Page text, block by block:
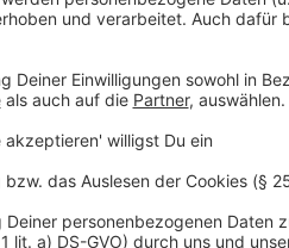
wurzelfesten Dachmaterial kann
Abwägung auch verzichten.
sollte die zusätzliche Last tragen
Zustand zwischen 80 und 180
herkömmlichen Kiesbelag.
Anzeige